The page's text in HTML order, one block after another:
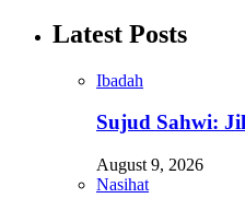
Latest Posts
Ibadah
Sujud Sahwi:
August 9, 2026
Nasihat